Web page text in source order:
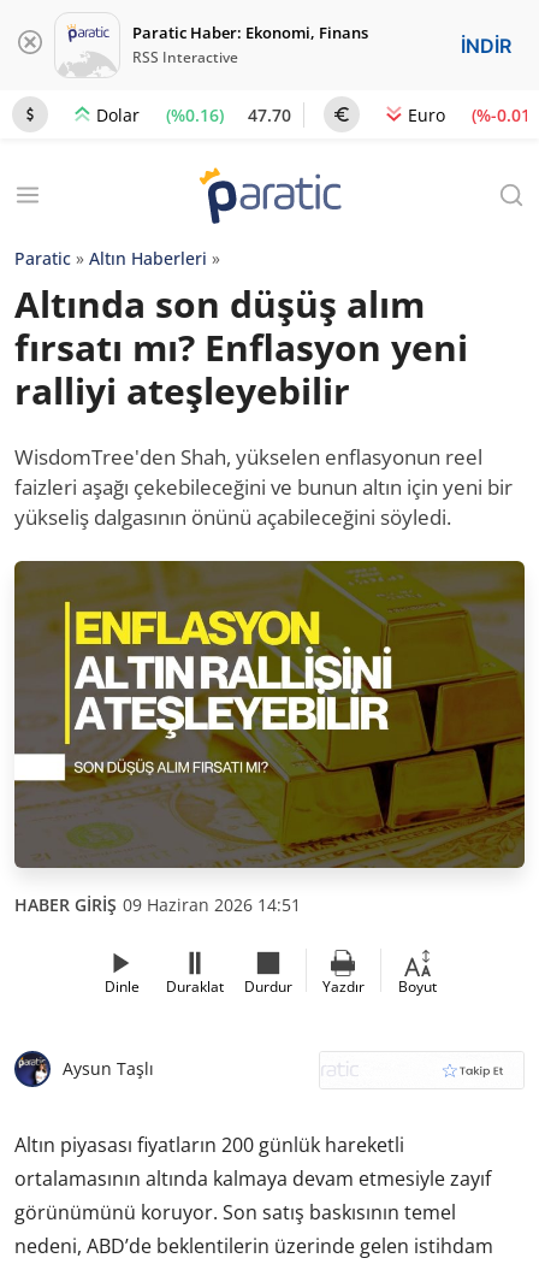
Paratic Haber: Ekonomi, Finans
RSS Interactive İNDİR
Dolar (%0.16) 47.70 Euro (%-0.01)
Paratic » Altın Haberleri »
Altında son düşüş alım
fırsatı mı? Enflasyon yeni
ralliyi ateşleyebilir
WisdomTree'den Shah, yükselen enflasyonun reel
faizleri aşağı çekebileceğini ve bunun altın için yeni bir
yükseliş dalgasının önünü açabileceğini söyledi.
HABER GİRİŞ 09 Haziran 2026 14:51
Dinle Duraklat Durdur Yazdır Boyut
Aysun Taşlı
Altın piyasası fiyatların 200 günlük hareketli
ortalamasının altında kalmaya devam etmesiyle zayıf
görünümünü koruyor. Son satış baskısının temel
nedeni, ABD’de beklentilerin üzerinde gelen istihdam